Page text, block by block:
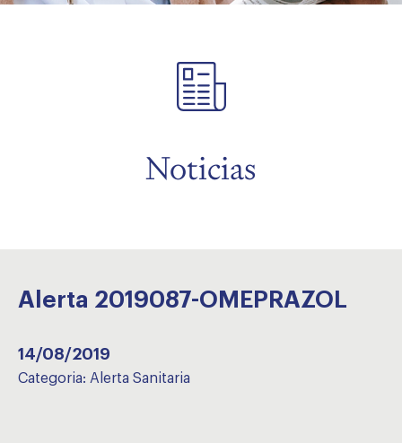
Noticias
Alerta 2019087-OMEPRAZOL
14/08/2019
Categoria: Alerta Sanitaria